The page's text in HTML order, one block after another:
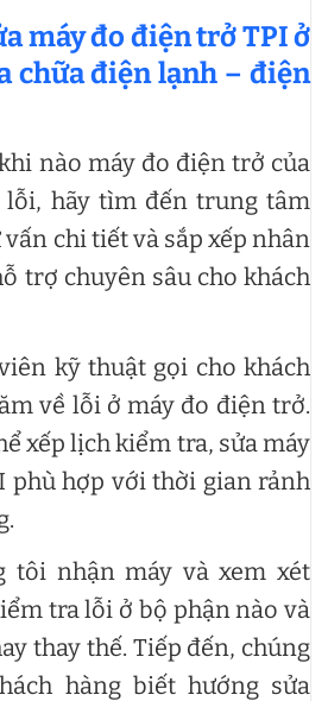
máy đo điện trở TPI ở
chữa điện lạnh – điện
nào máy đo điện trở của
lỗi, hãy tìm đến trung tâm
chi tiết và sắp xếp nhân
trợ chuyên sâu cho khách
kỹ thuật gọi cho khách
về lỗi ở máy đo điện trở.
xếp lịch kiểm tra, sửa máy
phù hợp với thời gian rảnh
tôi nhận máy và xem xét
tra lỗi ở bộ phận nào và
thay thế. Tiếp đến, chúng
hàng biết hướng sửa